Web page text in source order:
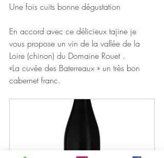
Une fois cuits bonne dégustation
En accord avec ce délicieux tajine je
vous propose un vin de la vallée de la
Loire (chinon) du Domaine Rouet .
«La cuvée des Baterreaux » un très bon
cabernet franc.